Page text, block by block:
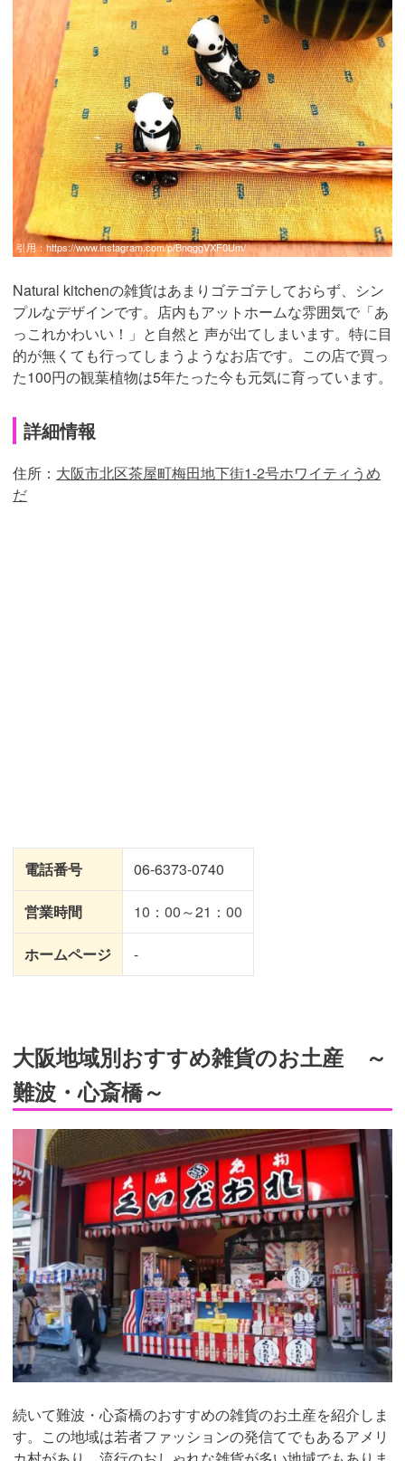
引用：https://www.instagram.com/p/BnqggVXF0Um/
Natural kitchenの雑貨はあまりゴテゴテしておらず、シン
プルなデザインです。店内もアットホームな雰囲気で「あ
っこれかわいい！」と自然と 声が出てしまいます。特に目
的が無くても行ってしまうようなお店です。この店で買っ
た100円の観葉植物は5年たった今も元気に育っています。
詳細情報
住所： 大阪市北区茶屋町梅田地下街1-2号ホワイティうめ
だ
電話番号 06-6373-0740
営業時間 10：00～21：00
ホームページ -
大阪地域別おすすめ雑貨のお土産 ～
難波・心斎橋～
続いて難波・心斎橋のおすすめの雑貨のお土産を紹介しま
す。この地域は若者ファッションの発信てでもあるアメリ